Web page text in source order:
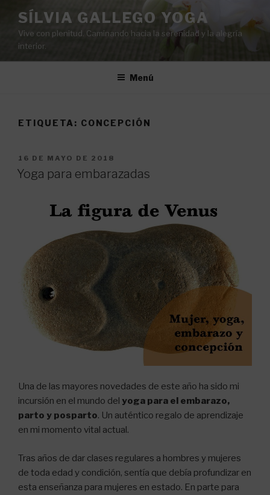
contenido
SÍLVIA GALLEGO YOGA
Vive con plenitud. Caminando hacia la serenidad y la alegría
interior.
Menú
ETIQUETA: CONCEPCIÓN
PUBLICADO
EL
16 DE MAYO DE 2018
Yoga para embarazadas
Una de las mayores novedades de este año ha sido mi
incursión en el mundo del yoga para el embarazo,
parto y posparto. Un auténtico regalo de aprendizaje
en mi momento vital actual.
Tras años de dar clases regulares a hombres y mujeres
de toda edad y condición, sentía que debía profundizar en
esta enseñanza para mujeres en estado. En parte para